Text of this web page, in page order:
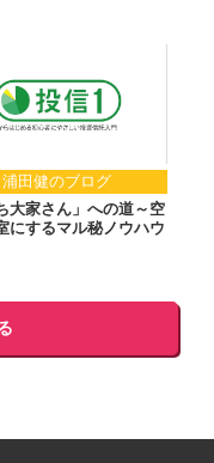
浦田健のブログ
大家さん」への道～空
にするマル秘ノウハウ